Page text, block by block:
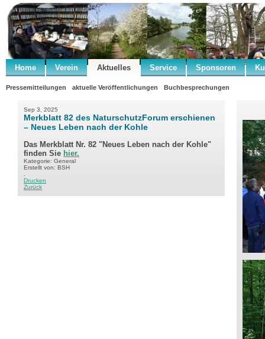
Home Verein Aktuelles Service Sponsoren
Pressemitteilungen aktuelle Veröffentlichungen Buchbesprechungen
Sep 3, 2025
Merkblatt 82 des NaturschutzForum erschienen
– Neues Leben nach der Kohle
Das Merkblatt Nr. 82 "Neues Leben nach der Kohle"
finden Sie hier.
Kategorie: General
Erstellt von: BSH
Drucken
Zurück